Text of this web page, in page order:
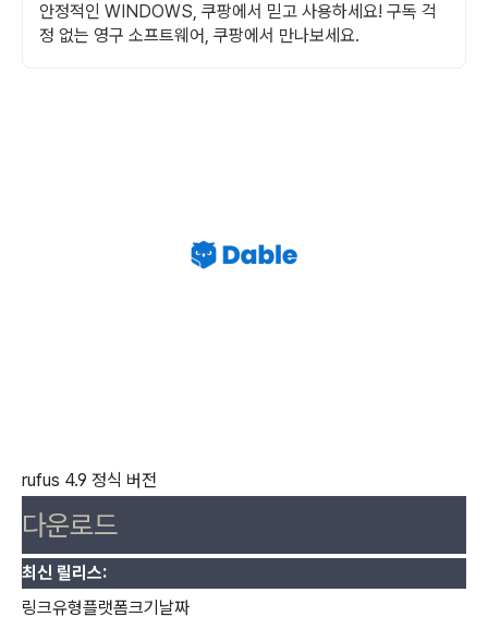
안정적인 WINDOWS, 쿠팡에서 믿고 사용하세요! 구독 걱
정 없는 영구 소프트웨어, 쿠팡에서 만나보세요.
rufus 4.9 정식 버전
다운로드
최신 릴리스:
링크유형플랫폼크기날짜